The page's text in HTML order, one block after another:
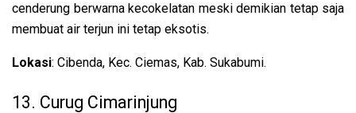
cenderung berwarna kecokelatan meski demikian tetap saja
membuat air terjun ini tetap eksotis.
Lokasi: Cibenda, Kec. Ciemas, Kab. Sukabumi.
13. Curug Cimarinjung